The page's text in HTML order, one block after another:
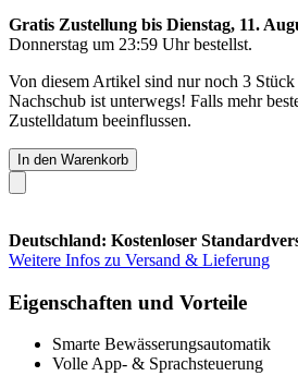
Gratis Zustellung bis Dienstag, 11.
Donnerstag um 23:59 Uhrbestellst.
Von diesem Artikel sind nur noch 3 Stück
Nachschub ist unterwegs! Falls mehr
Zustelldatum beeinflussen.
In den Warenkorb
Deutschland: Kostenloser
Weitere Infos zu Versand & Lieferung
Eigenschaften und Vorteile
Smarte Bewässerungsautomatik
Volle App- & Sprachsteuerung